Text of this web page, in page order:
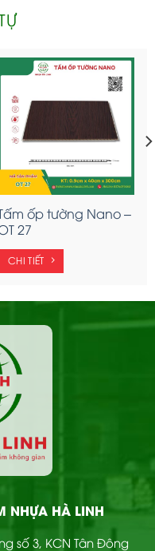
ốp tường Nano –
27
CHI TIẾT
NHỰA HÀ LINH
số 3, KCN Tân Đông